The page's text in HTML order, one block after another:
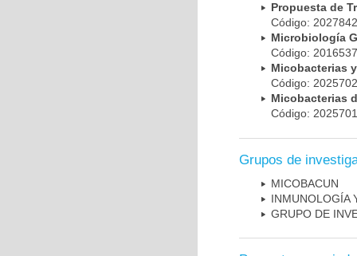
Propuesta de
Código:
Microbiología
Código:
Micobacterias
Código:
Micobacterias
Código:
Grupos de
MICOBAC­UN
INMUNOLOGÍA
GRUPO DE